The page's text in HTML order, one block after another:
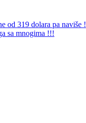
od 319 dolara pa naviše !
sa mnogima !!!